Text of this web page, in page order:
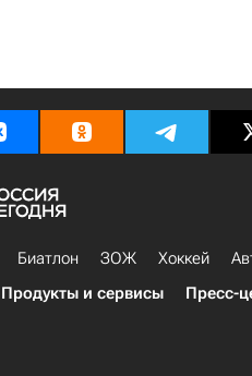
Биатлон ЗОЖ Хоккей
Продукты и сервисы Пресс-